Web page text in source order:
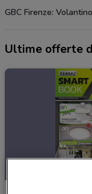
GBC Firenze:
Ultime offerte